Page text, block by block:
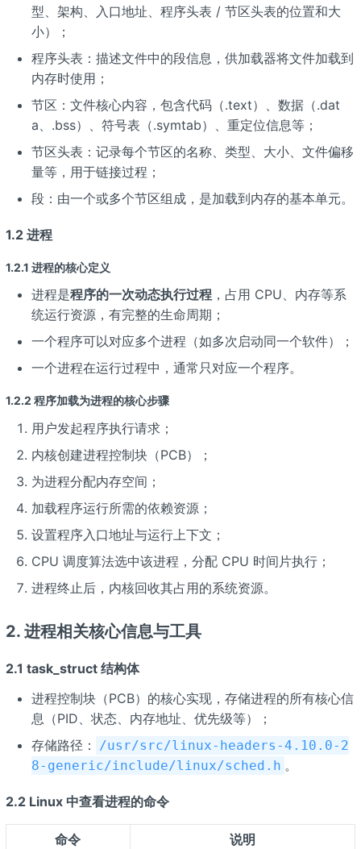
型、架构、入口地址、程序头表 / 节区头表的位置和大
小）；
程序头表：描述文件中的段信息，供加载器将文件加载到
内存时使用；
节区：文件核心内容，包含代码（.text）、数据（.dat
a、.bss）、符号表（.symtab）、重定位信息等；
节区头表：记录每个节区的名称、类型、大小、文件偏移
量等，用于链接过程；
段：由一个或多个节区组成，是加载到内存的基本单元。
1.2 进程
1.2.1 进程的核心定义
进程是程序的一次动态执行过程，占用 CPU、内存等系
统运行资源，有完整的生命周期；
一个程序可以对应多个进程（如多次启动同一个软件）；
一个进程在运行过程中，通常只对应一个程序。
1.2.2 程序加载为进程的核心步骤
用户发起程序执行请求；
内核创建进程控制块（PCB）；
为进程分配内存空间；
加载程序运行所需的依赖资源；
设置程序入口地址与运行上下文；
CPU 调度算法选中该进程，分配 CPU 时间片执行；
进程终止后，内核回收其占用的系统资源。
2. 进程相关核心信息与工具
2.1 task_struct 结构体
进程控制块（PCB）的核心实现，存储进程的所有核心信
息（PID、状态、内存地址、优先级等）；
存储路径：
/usr/src/linux-headers-4.10.0-2
8-generic/include/linux/sched.h 。
2.2 Linux 中查看进程的命令
命令 说明